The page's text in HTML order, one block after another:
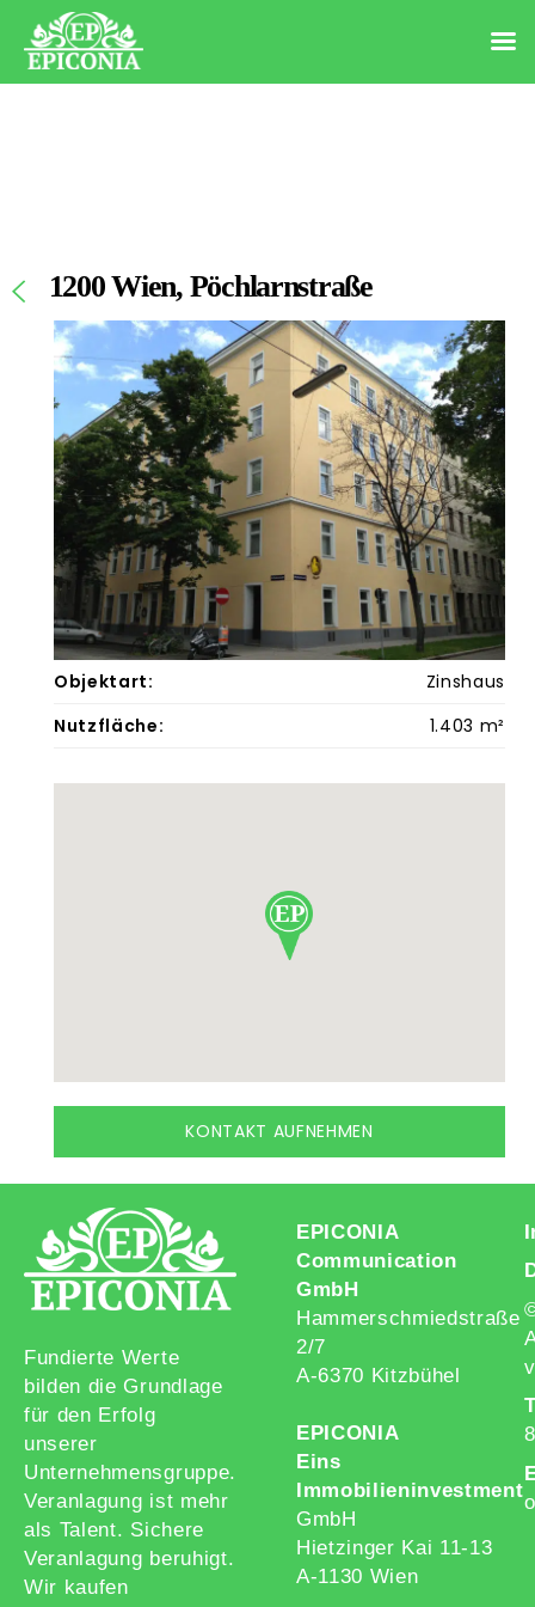
1200 Wien, Pöchlarnstraße
Objektart:
Zinshaus
Nutzfläche:
1.403 m²
KONTAKT AUFNEHMEN
Fundierte Werte
bilden die Grundlage
für den Erfolg
unserer
Unternehmensgruppe.
Veranlagung ist mehr
als Talent. Sichere
Veranlagung beruhigt.
Wir kaufen
EPICONIA
Communication
GmbH
Hammerschmiedstraße
2/7
A-6370 Kitzbühel
EPICONIA
Eins
Immobilieninvestment
GmbH
Hietzinger Kai 11-13
A-1130 Wien